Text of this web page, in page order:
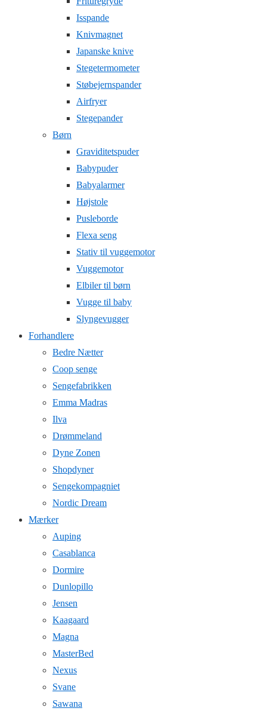
Isspande
Knivmagnet
Japanske knive
Stegetermometer
Støbejernspander
Airfryer
Stegepander
Børn
Graviditetspuder
Babypuder
Babyalarmer
Højstole
Pusleborde
Flexa seng
Stativ til vuggemotor
Vuggemotor
Elbiler til børn
Vugge til baby
Slyngevugger
Forhandlere
Bedre Nætter
Coop senge
Sengefabrikken
Emma Madras
Ilva
Drømmeland
Dyne Zonen
Shopdyner
Sengekompagniet
Nordic Dream
Mærker
Auping
Casablanca
Dormire
Dunlopillo
Jensen
Kaagaard
Magna
MasterBed
Nexus
Svane
Sawana